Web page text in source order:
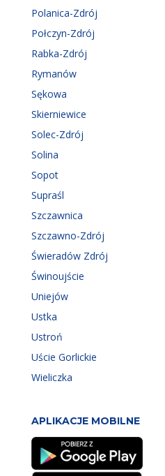
Polanica-Zdrój
Połczyn-Zdrój
Rabka-Zdrój
Rymanów
Sękowa
Skierniewice
Solec-Zdrój
Solina
Sopot
Supraśl
Szczawnica
Szczawno-Zdrój
Świeradów Zdrój
Świnoujście
Uniejów
Ustka
Ustroń
Uście Gorlickie
Wieliczka
APLIKACJE MOBILNE